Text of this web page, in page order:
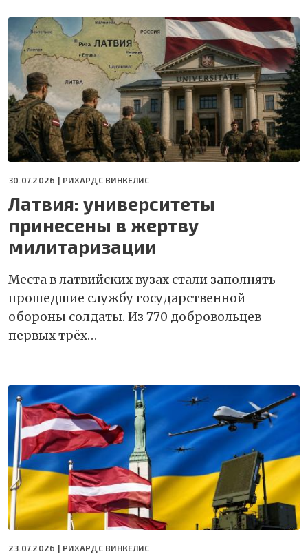
30.07.2026 | РИХАРДС ВИНКЕЛИС
Латвия: университеты
принесены в жертву
милитаризации
Места в латвийских вузах стали заполнять
прошедшие службу государственной
обороны солдаты. Из 770 добровольцев
первых трёх…
23.07.2026 | РИХАРДС ВИНКЕЛИС